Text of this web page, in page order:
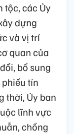
tộc, các Ủy
dựng
và vị trí
quan của
bổ sung
tín
thời, Ủy ban
lĩnh vực
chồng